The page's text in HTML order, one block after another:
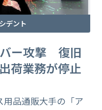
デント
バー攻撃 復旧
荷業務が停止
品通販大手の「ア